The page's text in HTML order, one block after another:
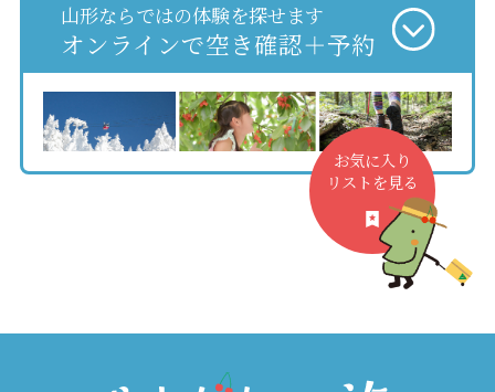
山形ならではの体験を探せます
オンラインで空き確認＋予約
お気に入り
リストを見る